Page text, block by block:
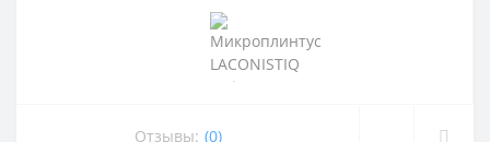
Отзывы: (0)